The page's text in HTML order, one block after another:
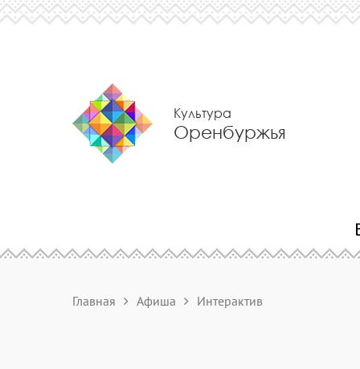
Культура
Оренбуржья
Главная Афиша Интерактив